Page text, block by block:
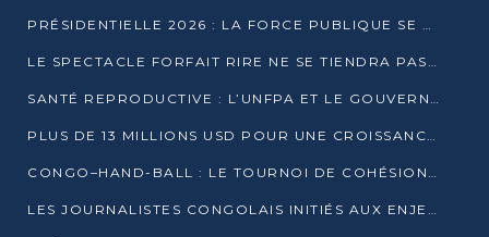
PRÉSIDENTIELLE 2026 : LA FORCE PUBLIQUE SE PRÉPARE À SÉCURISER LE SCRUTIN
LE SPECTACLE FORFAIT RIRE NE SE TIENDRA PAS LE 1ER JANVIER
SANTÉ REPRODUCTIVE : L’UNFPA ET LE GOUVERNEMENT AFFINENT LES PRIORITÉS DE 2026
PLUS DE 13 MILLIONS USD POUR UNE CROISSANCE VERTE ET SOUVERAINE
CONGO–HAND-BALL : LE TOURNOI DE COHÉSION ET DE FRATERNITÉ ALLUME SES LAMPIONS À BRAZZAVILLE
LES JOURNALISTES CONGOLAIS INITIÉS AUX ENJEUX DE L’ÉCONOMIE BLEUE